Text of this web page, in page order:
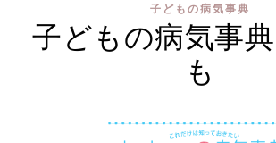
子どもの病気事典
子どもの病気事
も